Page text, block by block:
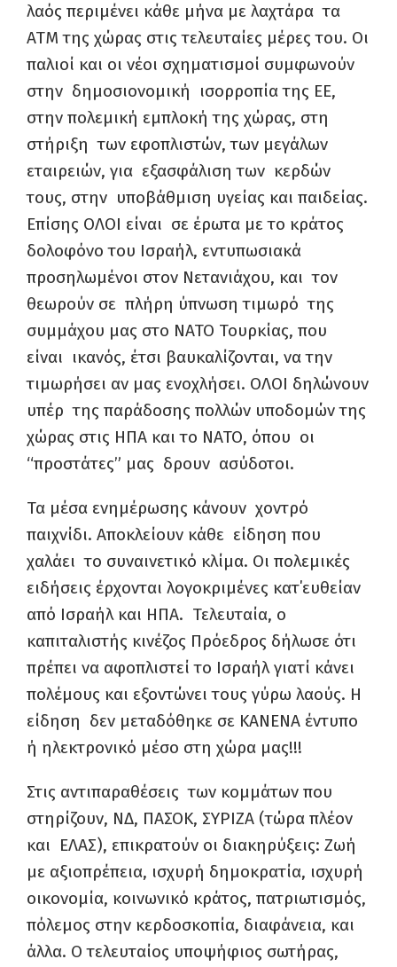
λαός περιμένει κάθε μήνα με λαχτάρα τα
ΑΤΜ της χώρας στις τελευταίες μέρες του. Οι
παλιοί και οι νέοι σχηματισμοί συμφωνούν
στην δημοσιονομική ισορροπία της ΕΕ,
στην πολεμική εμπλοκή της χώρας, στη
στήριξη των εφοπλιστών, των μεγάλων
εταιρειών, για εξασφάλιση των κερδών
τους, στην υποβάθμιση υγείας και παιδείας.
Επίσης ΟΛΟΙ είναι σε έρωτα με το κράτος
δολοφόνο του Ισραήλ, εντυπωσιακά
προσηλωμένοι στον Νετανιάχου, και τον
θεωρούν σε πλήρη ύπνωση τιμωρό της
συμμάχου μας στο ΝΑΤΟ Τουρκίας, που
είναι ικανός, έτσι βαυκαλίζονται, να την
τιμωρήσει αν μας ενοχλήσει. ΟΛΟΙ δηλώνουν
υπέρ της παράδοσης πολλών υποδομών της
χώρας στις ΗΠΑ και το ΝΑΤΟ, όπου οι
“προστάτες” μας δρουν ασύδοτοι.
Τα μέσα ενημέρωσης κάνουν χοντρό
παιχνίδι. Αποκλείουν κάθε είδηση που
χαλάει το συναινετικό κλίμα. Οι πολεμικές
ειδήσεις έρχονται λογοκριμένες κατ΄ευθείαν
από Ισραήλ και ΗΠΑ. Τελευταία, ο
καπιταλιστής κινέζος Πρόεδρος δήλωσε ότι
πρέπει να αφοπλιστεί το Ισραήλ γιατί κάνει
πολέμους και εξοντώνει τους γύρω λαούς. Η
είδηση δεν μεταδόθηκε σε ΚΑΝΕΝΑ έντυπο
ή ηλεκτρονικό μέσο στη χώρα μας!!!
Στις αντιπαραθέσεις των κομμάτων που
στηρίζουν, ΝΔ, ΠΑΣΟΚ, ΣΥΡΙΖΑ (τώρα πλέον
και ΕΛΑΣ), επικρατούν οι διακηρύξεις: Ζωή
με αξιοπρέπεια, ισχυρή δημοκρατία, ισχυρή
οικονομία, κοινωνικό κράτος, πατριωτισμός,
πόλεμος στην κερδοσκοπία, διαφάνεια, και
άλλα. Ο τελευταίος υποψήφιος σωτήρας,